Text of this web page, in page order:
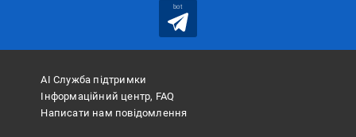
bot
АІ Служба підтримки
Інформаційний центр, FAQ
Написати нам повідомлення